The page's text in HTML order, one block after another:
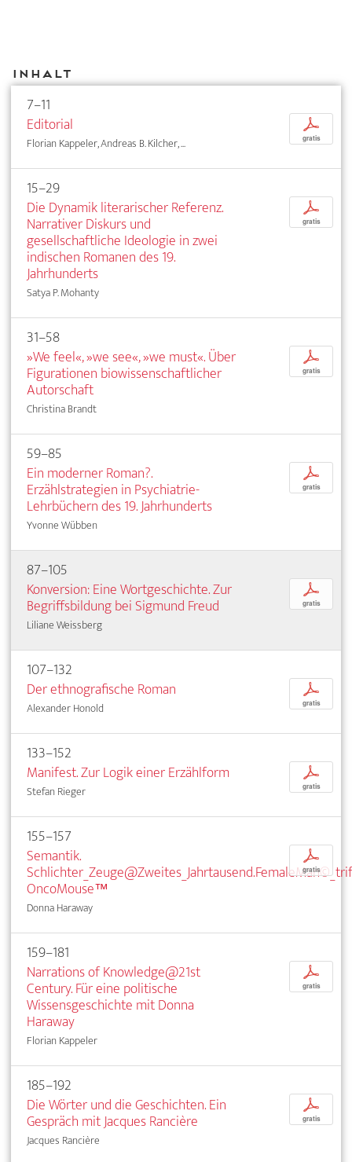
Inhalt
7–11
Editorial
Florian Kappeler, Andreas B. Kilcher, ...
p
gratis
15–29
Die Dynamik literarischer Referenz.
Narrativer Diskurs und
gesellschaftliche Ideologie in zwei
indischen Romanen des 19.
Jahrhunderts
Satya P. Mohanty
p
gratis
31–58
»We feel«, »we see«, »we must«. Über
Figurationen biowissenschaftlicher
Autorschaft
Christina Brandt
p
gratis
59–85
Ein moderner Roman?.
Erzählstrategien in Psychiatrie-
Lehrbüchern des 19. Jahrhunderts
Yvonne Wübben
p
gratis
87–105
Konversion: Eine Wortgeschichte. Zur
Begriffsbildung bei Sigmund Freud
Liliane Weissberg
p
gratis
107–132
Der ethnografische Roman
Alexander Honold
p
gratis
133–152
Manifest. Zur Logik einer Erzählform
Stefan Rieger
p
gratis
155–157
Semantik.
OncoMouse™
Donna Haraway
p
gratis
159–181
Narrations of Knowledge@21st
Century. Für eine politische
Wissensgeschichte mit Donna
Haraway
Florian Kappeler
p
gratis
185–192
Die Wörter und die Geschichten. Ein
Gespräch mit Jacques Rancière
Jacques Rancière
p
gratis